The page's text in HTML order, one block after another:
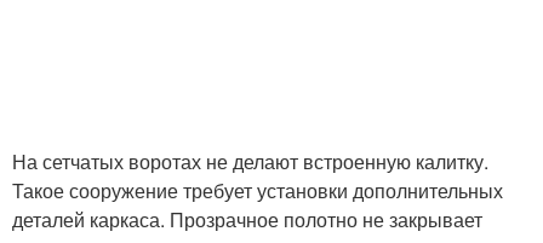
На сетчатых воротах не делают встроенную калитку.
Такое сооружение требует установки дополнительных
деталей каркаса. Прозрачное полотно не закрывает